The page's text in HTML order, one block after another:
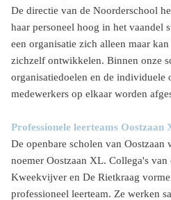
De directie van de Noorderschool
haar personeel hoog in het vaandel
een organisatie zich alleen maar
zichzelf ontwikkelen. Binnen onze
organisatiedoelen en de individuele
medewerkers op elkaar worden
Professionele leerteams Oostzaan
De openbare scholen van Oostzaan
noemer Oostzaan XL. Collega's
Kweekvijver en De Rietkraag
professioneel leerteam. Ze werken